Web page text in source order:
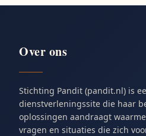
Over ons
Stichting Pandit (pandit.nl) is
dienstverleningssite die haar
oplossingen aandraagt
vragen en situaties die zich